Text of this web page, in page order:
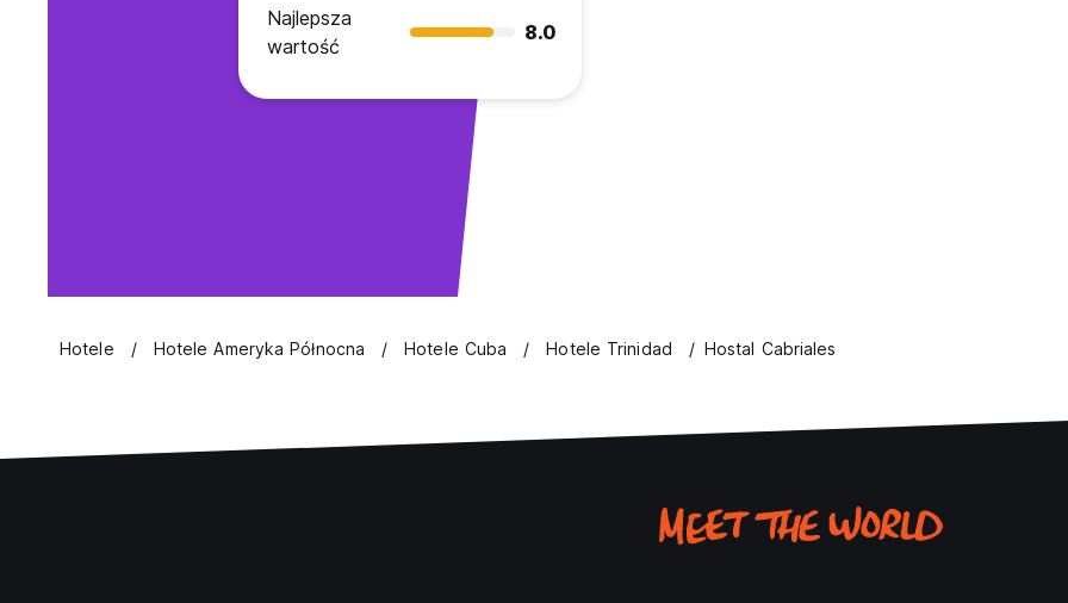
Najlepsza
wartość
8.0
Hotele Hotele Ameryka Północna Hotele Cuba Hotele Trinidad Hostal Cabriales